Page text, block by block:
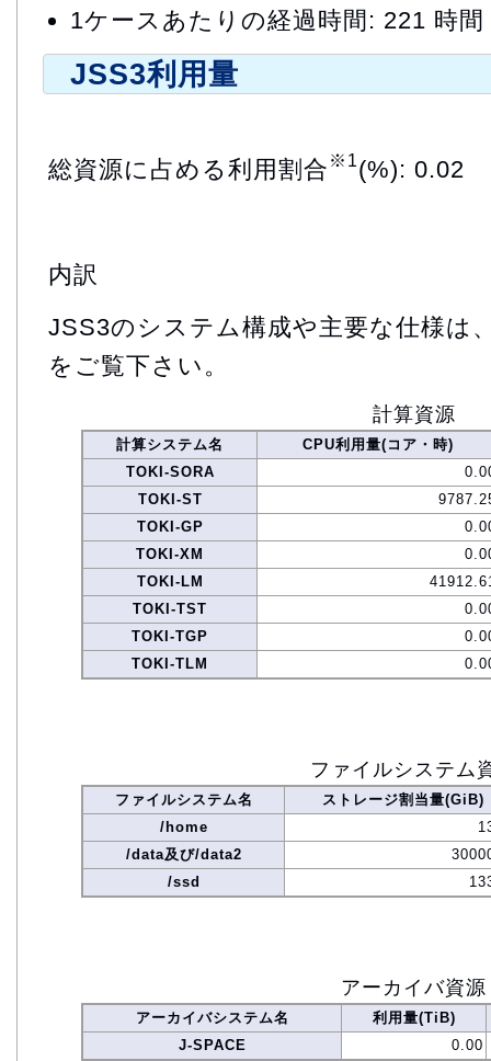
1ケースあたりの経過時間: 221 時間
JSS3利用量
総資源に占める利用割合 ※1(%): 0.02
内訳
JSS3のシステム構成や主要な仕様は
をご覧下さい。
計算資源
計算システム名
CPU利用量(コア・時)
TOKI-SORA
TOKI-ST
TOKI-GP
TOKI-XM
TOKI-LM
TOKI-TST
TOKI-TGP
TOKI-TLM
ファイルシステム
ファイルシステム名
ストレージ割当量(GiB)
/home
/data及び/data2
/ssd
アーカイバ資源
アーカイバシステム名
利用量(TiB)
J-SPACE
0.00